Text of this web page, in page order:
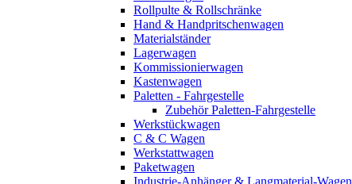
Rollpulte & Rollschränke
Hand & Handpritschenwagen
Materialständer
Lagerwagen
Kommissionierwagen
Kastenwagen
Paletten - Fahrgestelle
Zubehör Paletten-Fahrgestelle
Werkstückwagen
C & C Wagen
Werkstattwagen
Paketwagen
Industrie-Anhänger & Langmaterial-Wagen